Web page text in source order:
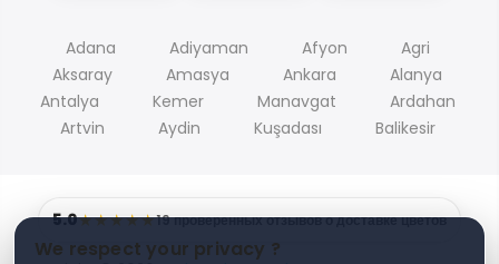
We respect your privacy ?
Adana Adiyaman Afyon
Agri
Aksaray
Amasya Ankara
Alanya
Antalya
Kemer Manavgat
Ardahan
Artvin
Aydin Kuşadası Balikesir
5.0★★★★★19 проверенных отзывов о доставке цветов